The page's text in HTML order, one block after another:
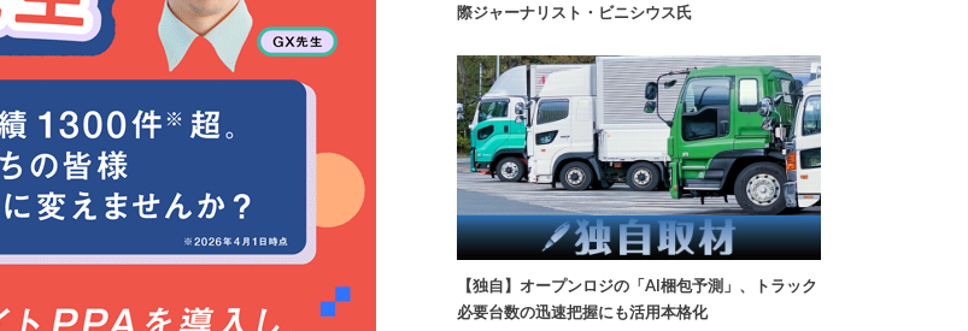
際ジャーナリスト・ビニシウス氏
【独自】オープンロジの「AI梱包予測」、トラック
必要台数の迅速把握にも活用本格化